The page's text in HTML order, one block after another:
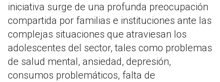
iniciativa surge de una profunda preocupación
compartida por familias e instituciones ante las
complejas situaciones que atraviesan los
adolescentes del sector, tales como problemas
de salud mental, ansiedad, depresión,
consumos problemáticos, falta de